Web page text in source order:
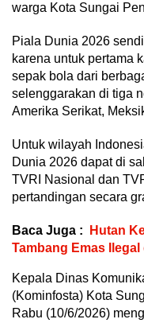
warga Kota Sungai
Piala Dunia 2026
karena untuk pertama
sepak bola dari
selenggarakan di tiga
Amerika Serikat,
Untuk wilayah
Dunia 2026 dapat di
TVRI Nasional dan
pertandingan secara
Baca Juga :
Hutan
Tambang Emas
Kepala Dinas
(Kominfosta) Kota
Rabu (10/6/2026)